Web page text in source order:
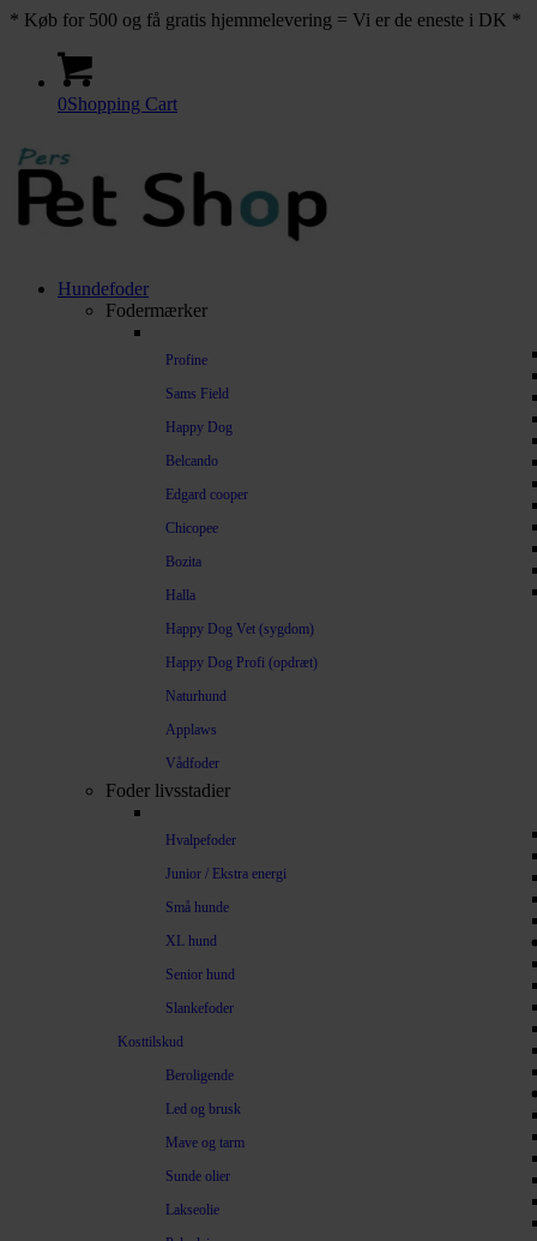
* Køb for 500 og få gratis hjemmelevering = Vi er de eneste i DK *
0Shopping Cart
Hundefoder
Fodermærker
Profine
Sams Field
Happy Dog
Belcando
Edgard cooper
Chicopee
Bozita
Halla
Happy Dog Vet (sygdom)
Happy Dog Profi (opdræt)
Naturhund
Applaws
Vådfoder
Foder livsstadier
Hvalpefoder
Junior / Ekstra energi
Små hunde
XL hund
Senior hund
Slankefoder
Kosttilskud
Beroligende
Led og brusk
Mave og tarm
Sunde olier
Lakseolie